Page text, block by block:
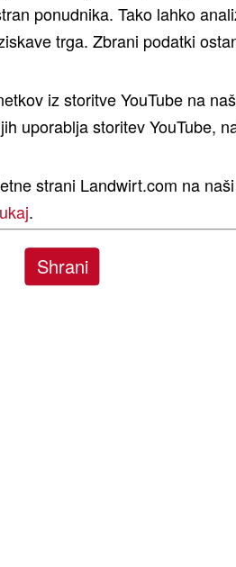
Slike
to sliko, če želite
vsebine iz
osebni podatki,
ponudnika. Tako lahko
trga. Zbrani podatki
iz storitve YouTube na
uporablja storitev YouTube,
strani Landwirt.com na
.
Shrani